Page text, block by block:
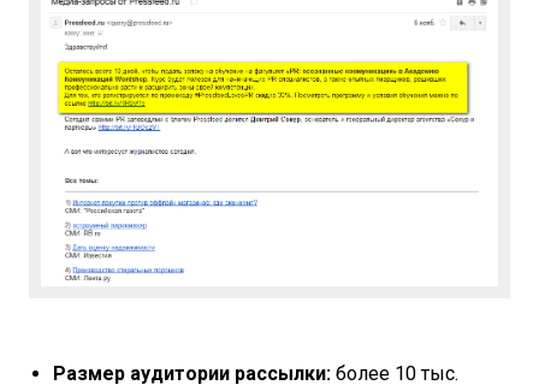
Размер аудитории рассылки: более 10 тыс.